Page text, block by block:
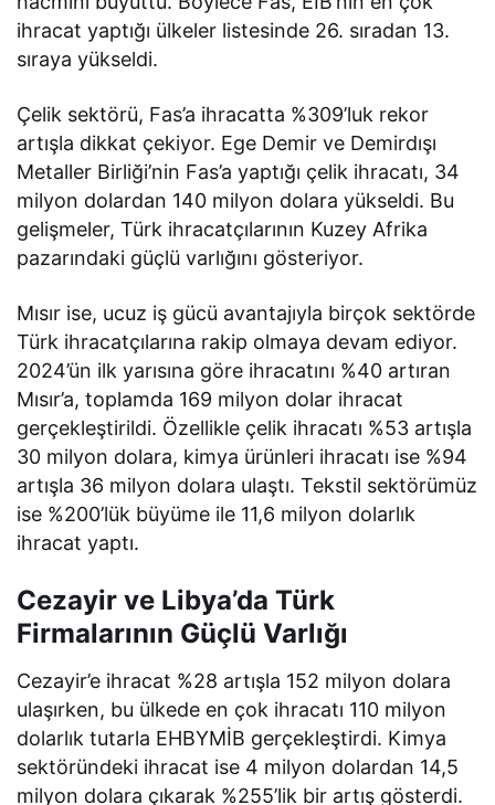
ihracat yaptığı ülkeler listesinde 26. sıradan 13.
sıraya yükseldi.
Çelik sektörü, Fas’a ihracatta %309’luk rekor
artışla dikkat çekiyor. Ege Demir ve Demirdışı
Metaller Birliği’nin Fas’a yaptığı çelik ihracatı, 34
milyon dolardan 140 milyon dolara yükseldi. Bu
gelişmeler, Türk ihracatçılarının Kuzey Afrika
pazarındaki güçlü varlığını gösteriyor.
Mısır ise, ucuz iş gücü avantajıyla birçok sektörde
Türk ihracatçılarına rakip olmaya devam ediyor.
2024’ün ilk yarısına göre ihracatını %40 artıran
Mısır’a, toplamda 169 milyon dolar ihracat
gerçekleştirildi. Özellikle çelik ihracatı %53 artışla
30 milyon dolara, kimya ürünleri ihracatı ise %94
artışla 36 milyon dolara ulaştı. Tekstil sektörümüz
ise %200’lük büyüme ile 11,6 milyon dolarlık
ihracat yaptı.
Cezayir ve Libya’da Türk
Firmalarının Güçlü Varlığı
Cezayir’e ihracat %28 artışla 152 milyon dolara
ulaşırken, bu ülkede en çok ihracatı 110 milyon
dolarlık tutarla EHBYMİB gerçekleştirdi. Kimya
sektöründeki ihracat ise 4 milyon dolardan 14,5
milyon dolara çıkarak %255’lik bir artış gösterdi.